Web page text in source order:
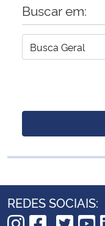
Buscar em:
REDES SOCIAIS: